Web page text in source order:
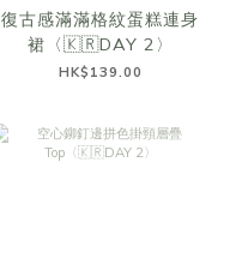
復古感滿滿格紋蛋糕連身
裙〈🇰🇷DAY 2〉
HK$139.00